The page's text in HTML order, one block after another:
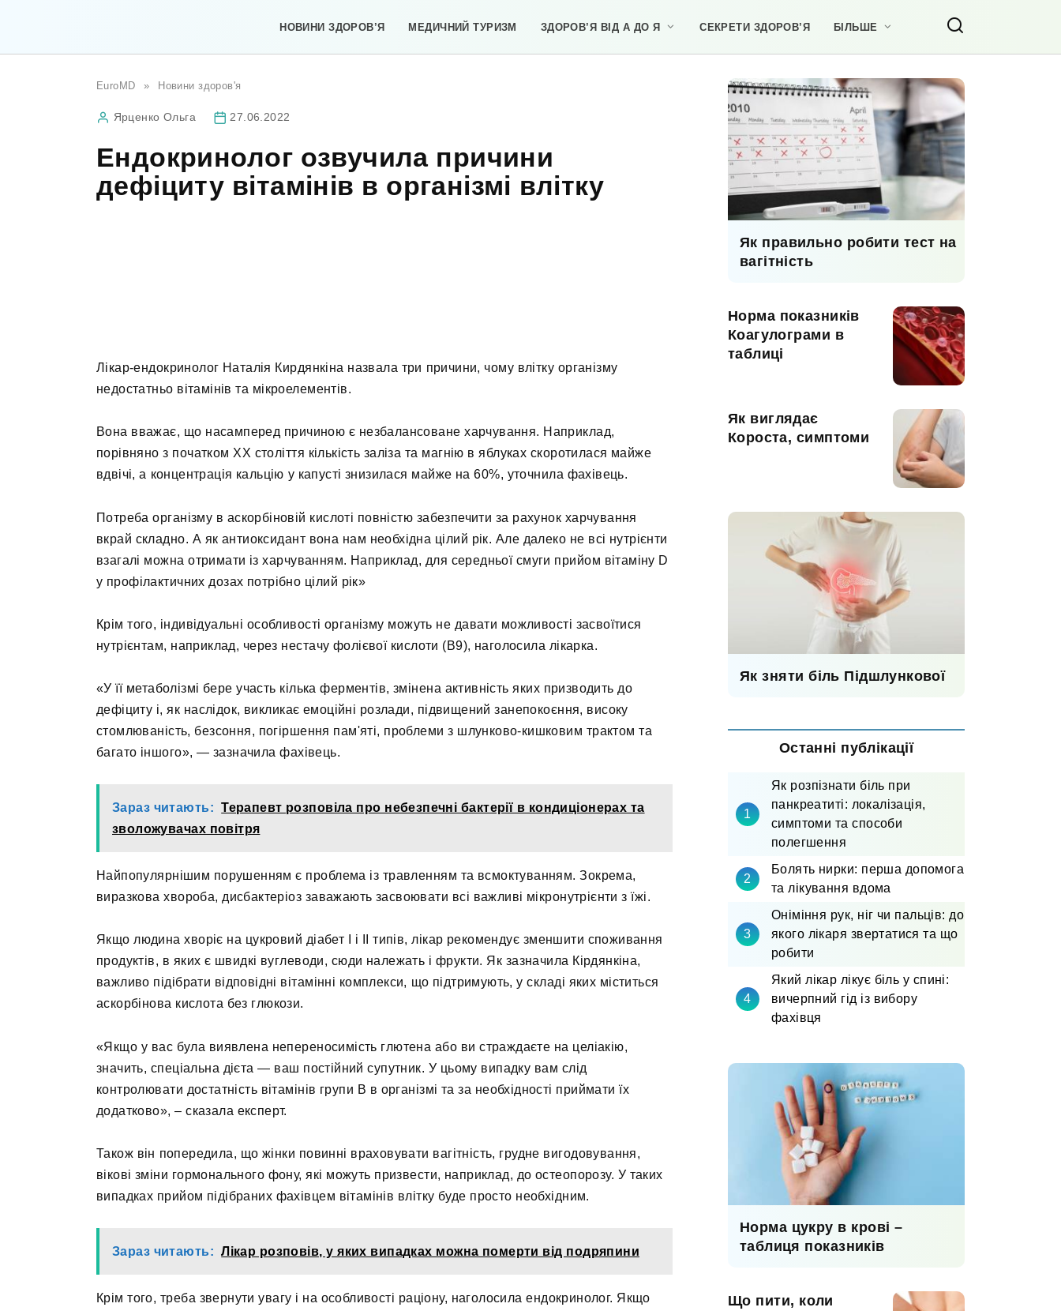
НОВИНИ ЗДОРОВ’Я МЕДИЧНИЙ ТУРИЗМ ЗДОРОВ’Я ВІД А ДО Я СЕКРЕТИ ЗДОРОВ’Я БІЛЬШЕ
EuroMD » Новини здоров'я
Ярценко Ольга 27.06.2022
Ендокринолог озвучила причини
дефіциту вітамінів в організмі влітку
Лікар-ендокринолог Наталія Кирдянкіна назвала три причини, чому влітку організму
недостатньо вітамінів та мікроелементів.
Вона вважає, що насамперед причиною є незбалансоване харчування. Наприклад,
порівняно з початком ХХ століття кількість заліза та магнію в яблуках скоротилася майже
вдвічі, а концентрація кальцію у капусті знизилася майже на 60%, уточнила фахівець.
Потреба організму в аскорбіновій кислоті повністю забезпечити за рахунок харчування
вкрай складно. А як антиоксидант вона нам необхідна цілий рік. Але далеко не всі нутрієнти
взагалі можна отримати із харчуванням. Наприклад, для середньої смуги прийом вітаміну D
у профілактичних дозах потрібно цілий рік»
Крім того, індивідуальні особливості організму можуть не давати можливості засвоїтися
нутрієнтам, наприклад, через нестачу фолієвої кислоти (В9), наголосила лікарка.
«У її метаболізмі бере участь кілька ферментів, змінена активність яких призводить до
дефіциту і, як наслідок, викликає емоційні розлади, підвищений занепокоєння, високу
стомлюваність, безсоння, погіршення пам'яті, проблеми з шлунково-кишковим трактом та
багато іншого», — зазначила фахівець.
Зараз читають: Терапевт розповіла про небезпечні бактерії в кондиціонерах та
зволожувачах повітря
Найпопулярнішим порушенням є проблема із травленням та всмоктуванням. Зокрема,
виразкова хвороба, дисбактеріоз заважають засвоювати всі важливі мікронутрієнти з їжі.
Якщо людина хворіє на цукровий діабет І і ІІ типів, лікар рекомендує зменшити споживання
продуктів, в яких є швидкі вуглеводи, сюди належать і фрукти. Як зазначила Кірдянкіна,
важливо підібрати відповідні вітамінні комплекси, що підтримують, у складі яких міститься
аскорбінова кислота без глюкози.
«Якщо у вас була виявлена непереносимість глютена або ви страждаєте на целіакію,
значить, спеціальна дієта — ваш постійний супутник. У цьому випадку вам слід
контролювати достатність вітамінів групи В в організмі та за необхідності приймати їх
додатково», – сказала експерт.
Також він попередила, що жінки повинні враховувати вагітність, грудне вигодовування,
вікові зміни гормонального фону, які можуть призвести, наприклад, до остеопорозу. У таких
випадках прийом підібраних фахівцем вітамінів влітку буде просто необхідним.
Зараз читають: Лікар розповів, у яких випадках можна померти від подряпини
Крім того, треба звернути увагу і на особливості раціону, наголосила ендокринолог. Якщо
Як правильно робити тест на
вагітність
Норма показників
Коагулограми в
таблиці
Як виглядає
Короста, симптоми
Як зняти біль Підшлункової
Останні публікації
Як розпізнати біль при
панкреатиті: локалізація,
симптоми та способи
полегшення
Болять нирки: перша допомога
та лікування вдома
Оніміння рук, ніг чи пальців: до
якого лікаря звертатися та що
робити
Який лікар лікує біль у спині:
вичерпний гід із вибору
фахівця
Норма цукру в крові –
таблиця показників
Що пити, коли